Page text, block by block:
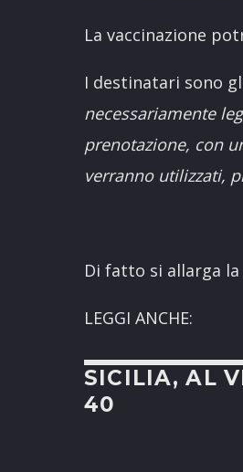
La vaccinazione
I destinatari sono
necessariamente
prenotazione, con
verranno utilizzati,
Di fatto si allarga
LEGGI ANCHE:
SICILIA, AL
40